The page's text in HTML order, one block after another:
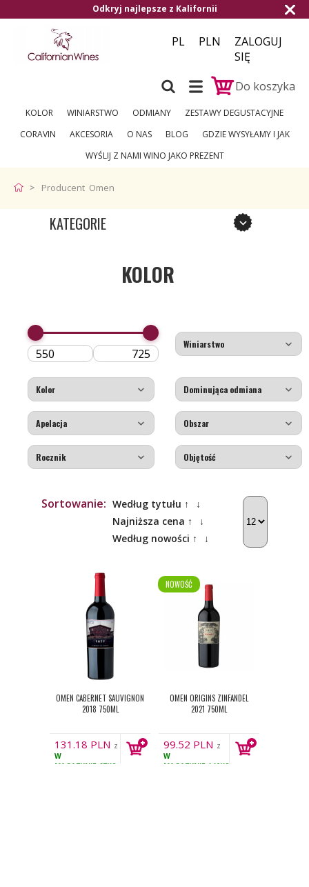
Odkryj najlepsze z Kalifornii
PL PLN
ZALOGUJ
SIĘ
Do koszyka
KOLOR WINIARSTWO ODMIANY
ZESTAWY DEGUSTACYJNE
CORAVIN
AKCESORIA O NAS BLOG
GDZIE WYSYŁAMY I JAK
WYŚLIJ Z NAMI WINO JAKO PREZENT
Producent Omen
KATEGORIE
KOLOR
Sortowanie: Według tytułu ↑
↓
Najniższa cena ↑
↓
Według nowości ↑
↓
OMEN CABERNET SAUVIGNON
2018 750ML
131.18 PLN z
VAT
W
MAGAZYNIE 67KS
NOWOŚĆ
OMEN ORIGINS ZINFANDEL
2021 750ML
99.52 PLN z
VAT
W
MAGAZYNIE 140KS